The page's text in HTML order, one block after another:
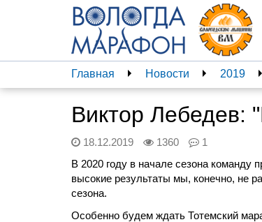
Главная Новости 2019
Виктор Лебедев:
18.12.2019 1360
1
В 2020 году в начале сезона команду
высокие результаты мы, конечно, не
сезона.
Особенно будем ждать Тотемский